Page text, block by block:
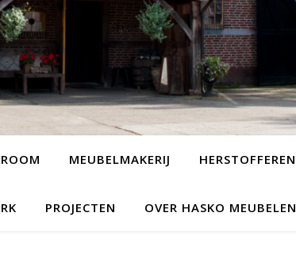
MEUBELMAKERIJ HERSTOFFEREN
PROJECTEN OVER HASKO MEUBELEN